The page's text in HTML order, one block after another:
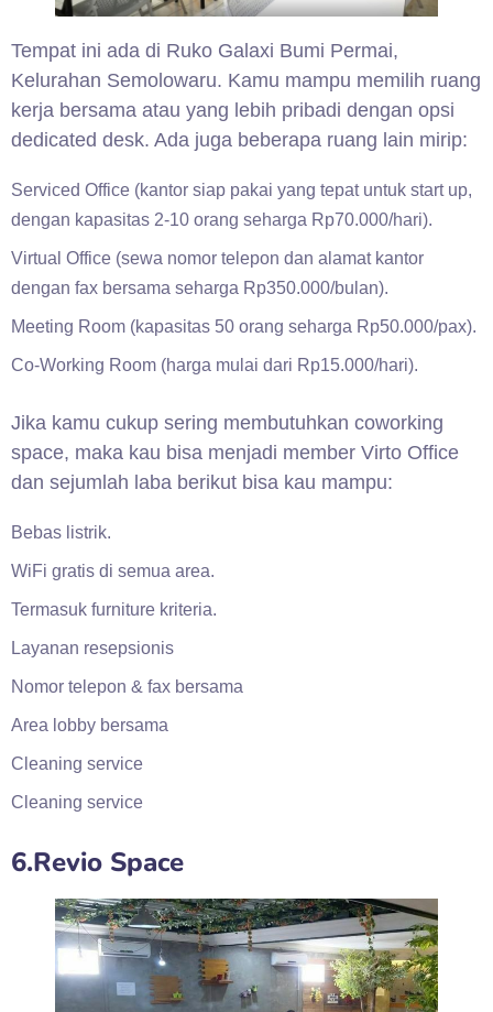
Tempat ini ada di Ruko Galaxi Bumi Permai,
Kelurahan Semolowaru. Kamu mampu memilih ruang
kerja bersama atau yang lebih pribadi dengan opsi
dedicated desk. Ada juga beberapa ruang lain mirip:
Serviced Office (kantor siap pakai yang tepat untuk start up,
dengan kapasitas 2-10 orang seharga Rp70.000/hari).
Virtual Office (sewa nomor telepon dan alamat kantor
dengan fax bersama seharga Rp350.000/bulan).
Meeting Room (kapasitas 50 orang seharga Rp50.000/pax).
Co-Working Room (harga mulai dari Rp15.000/hari).
Jika kamu cukup sering membutuhkan coworking
space, maka kau bisa menjadi member Virto Office
dan sejumlah laba berikut bisa kau mampu:
Bebas listrik.
WiFi gratis di semua area.
Termasuk furniture kriteria.
Layanan resepsionis
Nomor telepon & fax bersama
Area lobby bersama
Cleaning service
Cleaning service
6.Revio Space